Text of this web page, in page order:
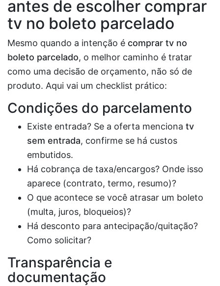
antes de escolher comprar
tv no boleto parcelado
Mesmo quando a intenção é comprar tv no
boleto parcelado, o melhor caminho é tratar
como uma decisão de orçamento, não só de
produto. Aqui vai um checklist prático:
Condições do parcelamento
Existe entrada? Se a oferta menciona tv
sem entrada, confirme se há custos
embutidos.
Há cobrança de taxa/encargos? Onde isso
aparece (contrato, termo, resumo)?
O que acontece se você atrasar um boleto
(multa, juros, bloqueios)?
Há desconto para antecipação/quitação?
Como solicitar?
Transparência e
documentação